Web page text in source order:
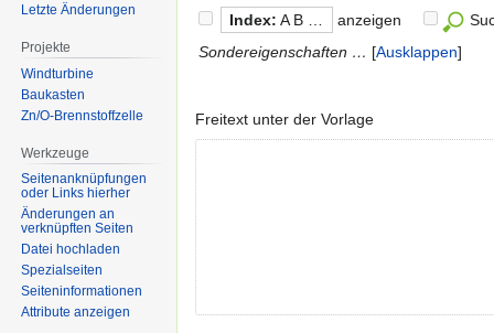
Index: A B … anzeigen
Sondereigenschaften …
Ausklappen
Freitext unter der Vorlage
Letzte Änderungen
Projekte
Windturbine
Baukasten
Zn/O-Brennstoffzelle
Werkzeuge
Seitenanknüpfungen
oder Links hierher
Änderungen an
verknüpften Seiten
Datei hochladen
Spezialseiten
Seiten­informationen
Attribute anzeigen